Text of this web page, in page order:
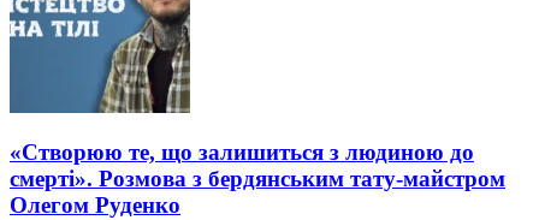
«Створюю те, що залишиться з людиною до
смерті». Розмова з бердянським тату-майстром
Олегом Руденко